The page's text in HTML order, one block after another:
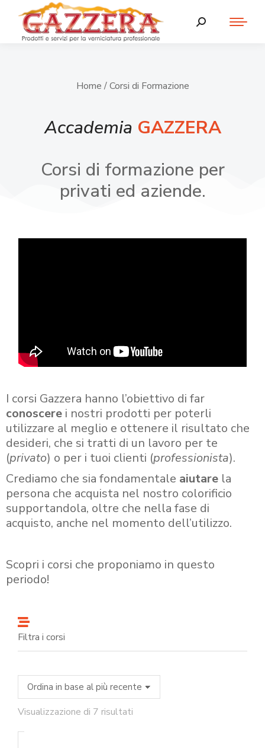
Home / Corsi di Formazione
Accademia GAZZERA
Corsi di formazione per
privati ed aziende.
I corsi Gazzera hanno l’obiettivo di far
conoscere i nostri prodotti per poterli
utilizzare al meglio e ottenere il risultato che
desideri, che si tratti di un lavoro per te
(privato) o per i tuoi clienti (professionista).
Crediamo che sia fondamentale aiutare la
persona che acquista nel nostro colorificio
supportandola, oltre che nella fase di
acquisto, anche nel momento dell’utilizzo.
Scopri i corsi che proponiamo in questo
periodo!
Filtra i corsi
Visualizzazione di 7 risultati